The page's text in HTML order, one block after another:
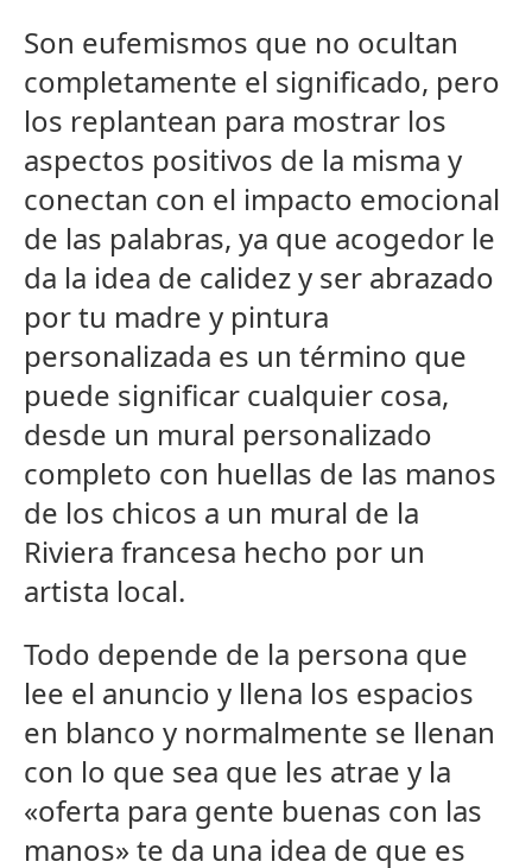
Son eufemismos que no ocultan
completamente el significado, pero
los replantean para mostrar los
aspectos positivos de la misma y
conectan con el impacto emocional
de las palabras, ya que acogedor le
da la idea de calidez y ser abrazado
por tu madre y pintura
personalizada es un término que
puede significar cualquier cosa,
desde un mural personalizado
completo con huellas de las manos
de los chicos a un mural de la
Riviera francesa hecho por un
artista local.
Todo depende de la persona que
lee el anuncio y llena los espacios
en blanco y normalmente se llenan
con lo que sea que les atrae y la
«oferta para gente buenas con las
manos» te da una idea de que es